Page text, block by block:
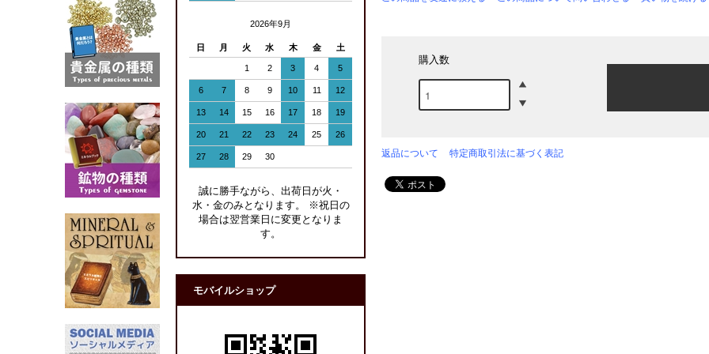
購入数
返品について 特定商取引法に基づく表記
2026年9月
日 月 火 水 木 金 土
1 2 3 4 5
6 7 8 9 10 11 12
13 14 15 16 17 18 19
20 21 22 23 24 25 26
27 28 29 30
誠に勝手ながら、出荷日が火・
水・金のみとなります。 ※祝日の
場合は翌営業日に変更となりま
す。
モバイルショップ